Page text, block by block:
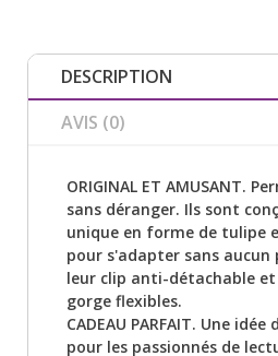
DESCRIPTION
AVIS (0)
ORIGINAL ET AMUSANT.
sans déranger. Ils sont
unique en forme de tulipe
pour s'adapter sans aucun
leur clip anti-détachable
gorge flexibles.
CADEAU PARFAIT. Une
pour les passionnés de